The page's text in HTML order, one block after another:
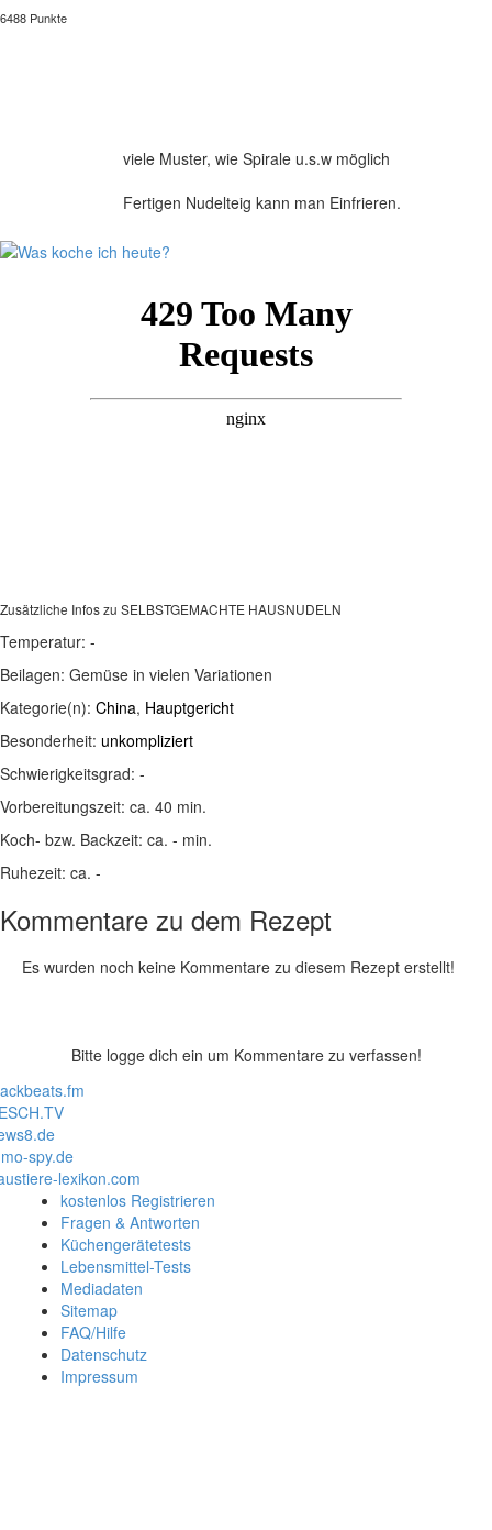
6488 Punkte
viele Muster, wie Spirale u.s.w möglich
Fertigen Nudelteig kann man Einfrieren.
Zusätzliche Infos zu SELBSTGEMACHTE HAUSNUDELN
Temperatur: -
Beilagen: Gemüse in vielen Variationen
Kategorie(n): China, Hauptgericht
Besonderheit: unkompliziert
Schwierigkeitsgrad: -
Vorbereitungszeit: ca. 40 min.
Koch- bzw. Backzeit: ca. - min.
Ruhezeit: ca. -
Kommentare zu dem Rezept
Es wurden noch keine Kommentare zu diesem Rezept erstellt!
Bitte logge dich ein um Kommentare zu verfassen!
spy.de
lexikon.com
kostenlos Registrieren
Fragen & Antworten
Küchengerätetests
Lebensmittel-Tests
Mediadaten
Sitemap
FAQ/Hilfe
Datenschutz
Impressum